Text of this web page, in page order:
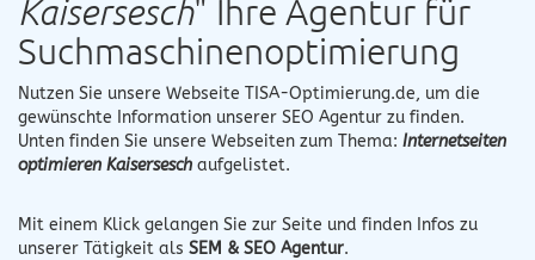
Kaisersesch" Ihre Agentur für
Suchmaschinenoptimierung
Nutzen Sie unsere Webseite TISA-Optimierung.de, um die
gewünschte Information unserer SEO Agentur zu finden.
Unten finden Sie unsere Webseiten zum Thema: Internetseiten
optimieren Kaisersesch aufgelistet.
Mit einem Klick gelangen Sie zur Seite und finden Infos zu
unserer Tätigkeit als SEM & SEO Agentur.